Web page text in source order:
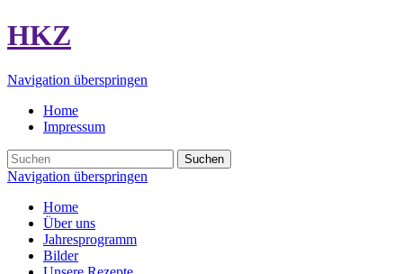
HKZ
Navigation überspringen
Home
Impressum
Suchen
Navigation überspringen
Home
Über uns
Jahresprogramm
Bilder